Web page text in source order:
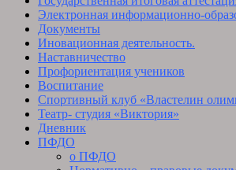
Электронная информационно-
Документы
Иновационная деятельность.
Наставничество
Профориентация учеников
Воспитание
Спортивный клуб «Властелин
Театр- студия «Виктория»
Дневник
ПФДО
о ПФДО